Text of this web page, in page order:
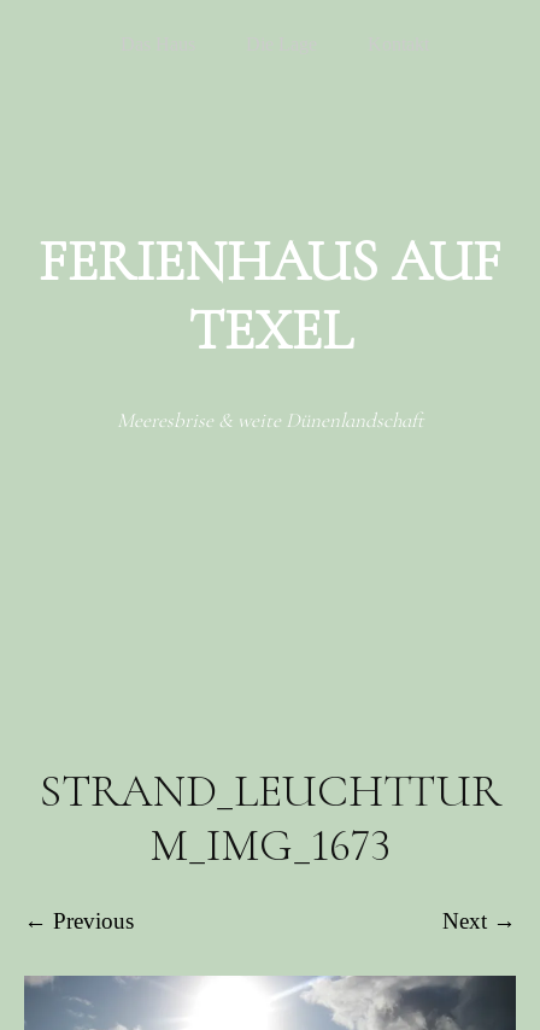
FERIENHAUS AUF
TEXEL
Meeresbrise & weite Dünenlandschaft
STRAND_LEUCHTTUR
M_IMG_1673
← Previous Next →